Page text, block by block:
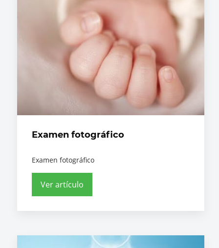
Examen fotográfico
Examen fotográfico
Ver artículo